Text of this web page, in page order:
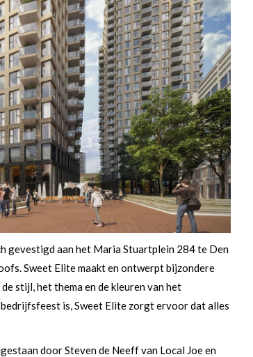
gevestigd aan het Maria Stuartplein 284 te Den
Sweet Elite maakt en ontwerpt bijzondere
stijl, het thema en de kleuren van het
is, Sweet Elite zorgt ervoor dat alles
door Steven de Neeff van Local Joe en